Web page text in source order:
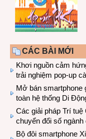
CÁC BÀI MỚI
Khơi nguồn cảm
trải nghiệm pop-up
Mở bán smartphone
toàn hệ thống Di
Các giải pháp Trí
chuyển đổi số
Bộ đôi smartphone